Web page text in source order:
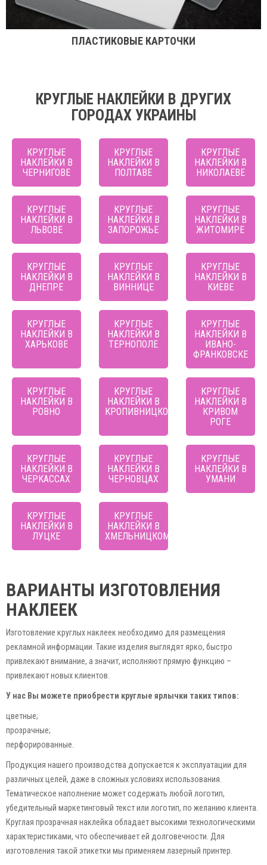
ПЛАСТИКОВЫЕ КАРТОЧКИ
КРУГЛЫЕ НАКЛЕЙКИ В ДРУГИХ
ГОРОДАХ УКРАИНЫ
КРУГЛЫЕ
НАКЛЕЙКИ В
ЧЕРНИГОВЕ
КРУГЛЫЕ
НАКЛЕЙКИ В
ПОЛТАВЕ
КРУГЛЫЕ
НАКЛЕЙКИ В
НИКОЛАЕВЕ
КРУГЛЫЕ
НАКЛЕЙКИ В
ЛЬВОВЕ
КРУГЛЫЕ
НАКЛЕЙКИ В
ЗАПОРОЖЬЕ
КРУГЛЫЕ
НАКЛЕЙКИ В
ЖИТОМИРЕ
КРУГЛЫЕ
НАКЛЕЙКИ В
ДНЕПРЕ
КРУГЛЫЕ
НАКЛЕЙКИ В
ВИННИЦЕ
КРУГЛЫЕ
НАКЛЕЙКИ В
КИЕВЕ
КРУГЛЫЕ
НАКЛЕЙКИ В
ХАРЬКОВЕ
КРУГЛЫЕ
НАКЛЕЙКИ В
ТЕРНОПОЛЕ
КРУГЛЫЕ
НАКЛЕЙКИ В
ИВАНО-
ФРАНКОВСКЕ
КРУГЛЫЕ
НАКЛЕЙКИ В
РОВНО
КРУГЛЫЕ
НАКЛЕЙКИ В
КРОПИВНИЦКОМ
КРУГЛЫЕ
НАКЛЕЙКИ В
КРИВОМ
РОГЕ
КРУГЛЫЕ
НАКЛЕЙКИ В
ЧЕРКАССАХ
КРУГЛЫЕ
НАКЛЕЙКИ В
ЧЕРНОВЦАХ
КРУГЛЫЕ
НАКЛЕЙКИ В
УМАНИ
КРУГЛЫЕ
НАКЛЕЙКИ В
ЛУЦКЕ
КРУГЛЫЕ
НАКЛЕЙКИ В
ХМЕЛЬНИЦКОМ
ВАРИАНТЫ ИЗГОТОВЛЕНИЯ
НАКЛЕЕК
Изготовление круглых наклеек необходимо для размещения
рекламной информации. Такие изделия выглядят ярко, быстро
привлекают внимание, а значит, исполняют прямую функцию –
привлекают новых клиентов.
У нас Вы можете приобрести круглые ярлычки таких типов:
цветные;
прозрачные;
перфорированные.
Продукция нашего производства допускается к эксплуатации для
различных целей, даже в сложных условиях использования.
Тематическое наполнение может содержать любой логотип,
убедительный маркетинговый текст или логотип, по желанию клиента.
Круглая прозрачная наклейка обладает высокими технологическими
характеристиками, что обеспечивает ей долговечности. Для
изготовления такой этикетки мы применяем лазерный принтер.